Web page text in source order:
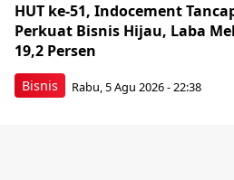
Bisnis
HUT ke-51, Indocement
Perkuat Bisnis Hijau, Laba
19,2 Persen
Rabu, 5 Agu 2026 - 22:38